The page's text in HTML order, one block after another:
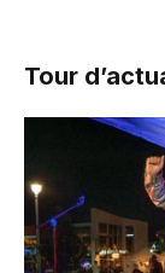
Tour